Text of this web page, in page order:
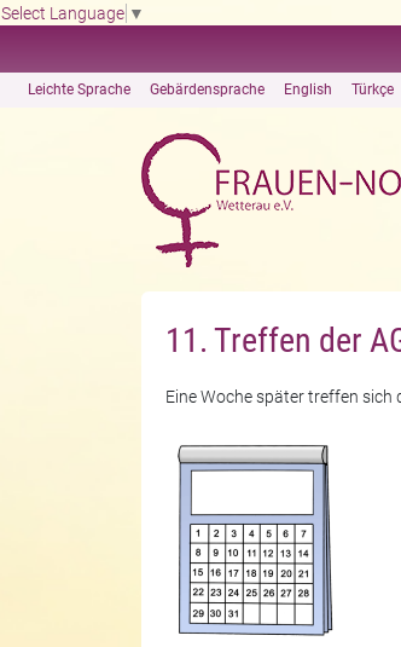
Select Language ▼
Leichte Sprache Gebärdensprache English Türkçe
11. Treffen der
Eine Woche später treffen sich